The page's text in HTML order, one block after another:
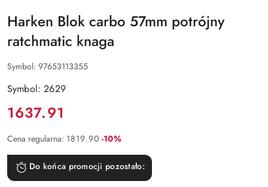
Harken Blok carbo 57mm potrójny
ratchmatic knaga
Symbol: 97653113355
Symbol: 2629
Cena:
1637.91
Cena regularna: 1819.90 Rabat:
-10%
Do końca promocji pozostało: